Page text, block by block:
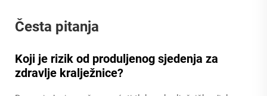
Česta pitanja
Koji je rizik od produljenog sjedenja za
zdravlje kralježnice?